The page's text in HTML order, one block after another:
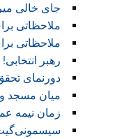
جای خالی
ملاحظاتی
ملاحظاتی
رهبر انتخابی!
دورنمای
میان مسجد
زمان نیمه